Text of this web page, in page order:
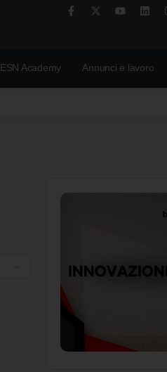
ESN Academy Annunci e lavoro